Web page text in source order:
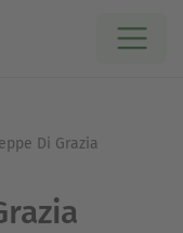
Di Grazia